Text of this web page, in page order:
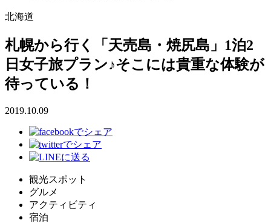
北海道
札幌から行く「天売島・焼尻島」1泊2
日女子旅プラン♪そこには貴重な体験が
待っている！
2019.10.09
観光スポット
グルメ
アクティビティ
宿泊